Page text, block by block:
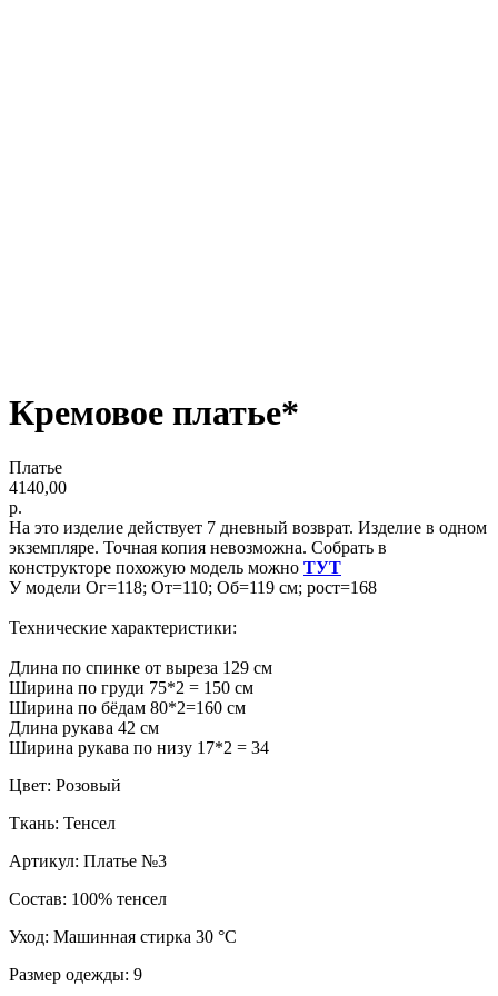
Кремовое платье*
Платье
4140,00
р.
На это изделие действует 7 дневный возврат. Изделие в одном
экземпляре. Точная копия невозможна. Собрать в
конструкторе похожую модель можно ТУТ
У модели Ог=118; От=110; Об=119 см; рост=168
Технические характеристики:
Длина по спинке от выреза 129 см
Ширина по груди 75*2 = 150 см
Ширина по бёдам 80*2=160 см
Длина рукава 42 см
Ширина рукава по низу 17*2 = 34
Цвет: Розовый
Ткань: Тенсел
Артикул: Платье №3
Состав: 100% тенсел
Уход: Машинная стирка 30 °C
Размер одежды: 9